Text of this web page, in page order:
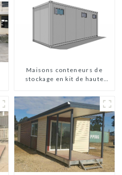
Maisons conteneurs de
stockage en kit de haute
préfabriqués prêts à être
installés